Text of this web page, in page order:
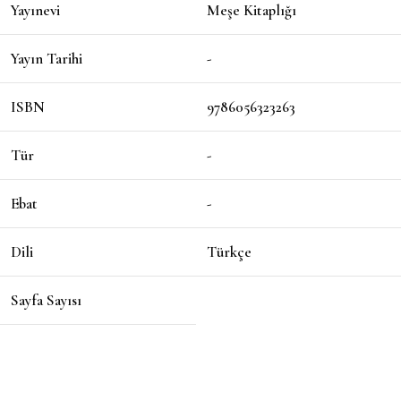
Yayınevi Meşe Kitaplığı
Yayın Tarihi -
ISBN 9786056323263
Tür -
Ebat -
Dili Türkçe
Sayfa Sayısı